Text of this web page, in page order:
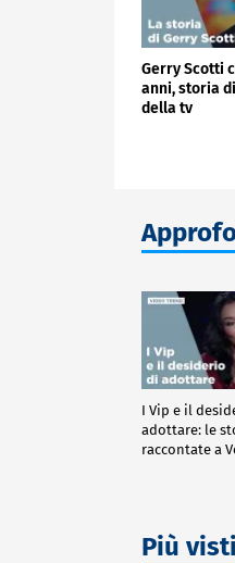
Gerry Scotti
anni, storia
della tv
I Vip e il
adottare: le
raccontate a
Più visti